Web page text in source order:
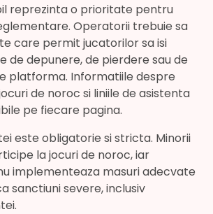
reprezinta o prioritate pentru
Operatorii trebuie sa
care permit jucatorilor sa isi
de depunere, de pierdere sau de
platforma. Informatiile despre
de noroc si liniile de asistenta
pe fiecare pagina.
este obligatorie si stricta. Minorii
la jocuri de noroc, iar
implementeaza masuri adecvate
sanctiuni severe, inclusiv